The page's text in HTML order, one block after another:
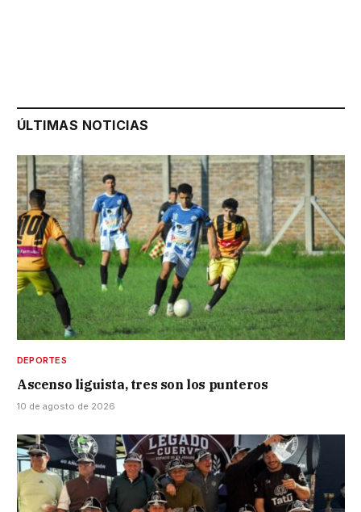
ÚLTIMAS NOTICIAS
DEPORTES
Ascenso liguista, tres son los punteros
10 de agosto de 2026